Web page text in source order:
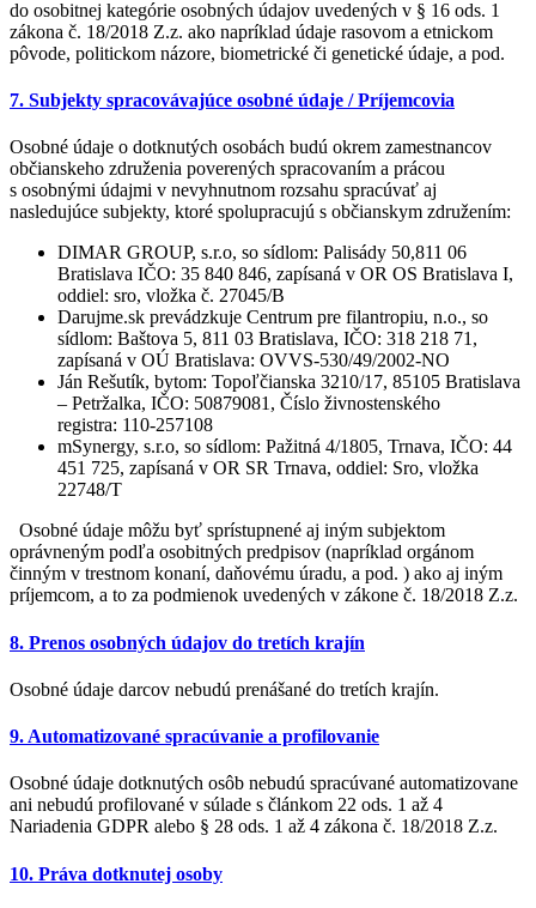
do osobitnej kategórie osobných údajov uvedených v § 16 ods. 1
zákona č. 18/2018 Z.z. ako napríklad údaje rasovom a etnickom
pôvode, politickom názore, biometrické či genetické údaje, a pod.
7. Subjekty spracovávajúce osobné údaje / Príjemcovia
Osobné údaje o dotknutých osobách budú okrem zamestnancov
občianskeho združenia poverených spracovaním a prácou
s osobnými údajmi v nevyhnutnom rozsahu spracúvať aj
nasledujúce subjekty, ktoré spolupracujú s občianskym združením:
DIMAR GROUP, s.r.o, so sídlom: Palisády 50,811 06
Bratislava IČO: 35 840 846, zapísaná v OR OS Bratislava I,
oddiel: sro, vložka č. 27045/B
Darujme.sk prevádzkuje Centrum pre filantropiu, n.o., so
sídlom: Baštova 5, 811 03 Bratislava, IČO: 318 218 71,
zapísaná v OÚ Bratislava: OVVS-530/49/2002-NO
Ján Rešutík, bytom: Topoľčianska 3210/17, 85105 Bratislava
– Petržalka, IČO: 50879081, Číslo živnostenského
registra: 110-257108
mSynergy, s.r.o, so sídlom: Pažitná 4/1805, Trnava, IČO: 44
451 725, zapísaná v OR SR Trnava, oddiel: Sro, vložka
22748/T
Osobné údaje môžu byť sprístupnené aj iným subjektom
oprávneným podľa osobitných predpisov (napríklad orgánom
činným v trestnom konaní, daňovému úradu, a pod. ) ako aj iným
príjemcom, a to za podmienok uvedených v zákone č. 18/2018 Z.z.
8. Prenos osobných údajov do tretích krajín
Osobné údaje darcov nebudú prenášané do tretích krajín.
9. Automatizované spracúvanie a profilovanie
Osobné údaje dotknutých osôb nebudú spracúvané automatizovane
ani nebudú profilované v súlade s článkom 22 ods. 1 až 4
Nariadenia GDPR alebo § 28 ods. 1 až 4 zákona č. 18/2018 Z.z.
10. Práva dotknutej osoby